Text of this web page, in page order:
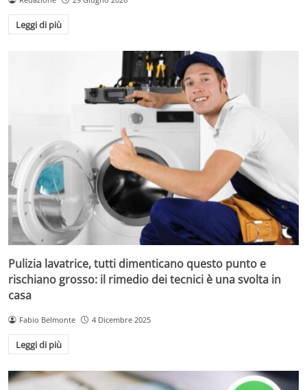
Leggi di più
Pulizia lavatrice, tutti dimenticano questo punto e
rischiano grosso: il rimedio dei tecnici è una svolta in
casa
Fabio Belmonte 4 Dicembre 2025
Leggi di più